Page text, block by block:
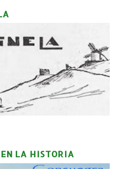
EN LA HISTORIA